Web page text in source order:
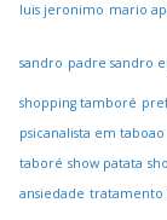
luis jeronimo mario
sandro padre sandro
shopping tamboré
psicanalista em taboao
taboré show patata
ansiedade tratamento